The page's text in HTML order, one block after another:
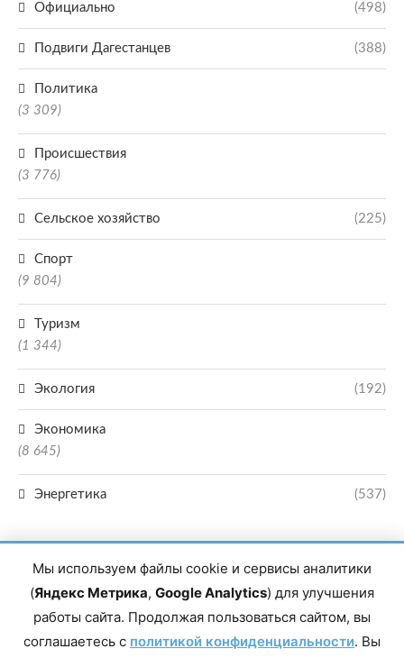
Официально (498)
Подвиги Дагестанцев (388)
Политика
(3 309)
Происшествия
(3 776)
Сельское хозяйство (225)
Спорт
(9 804)
Туризм
(1 344)
Экология (192)
Экономика
(8 645)
Энергетика (537)
Главный редактор сетевого издания Магомаев Тимур Нухович. Контакты
редакции: 8(988)-292-94-34 Почта: vestiskfo@gmail.com По вопросам
Мы используем файлы cookie и сервисы аналитики
(Яндекс Метрика, Google Analytics) для улучшения
работы сайта. Продолжая пользоваться сайтом, вы
соглашаетесь с политикой конфиденциальности. Вы